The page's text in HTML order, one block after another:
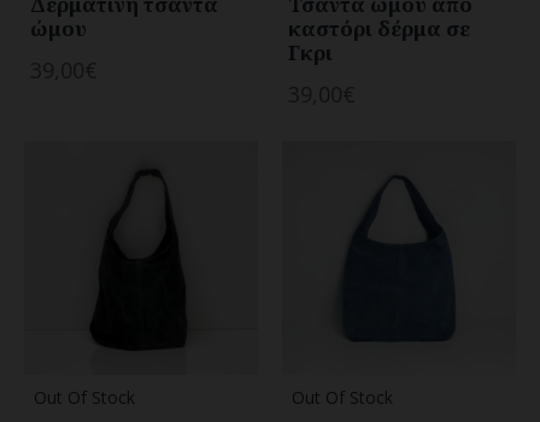
ώμου
καστόρι δέρμα σε
Γκρι
Out Of Stock Out Of Stock